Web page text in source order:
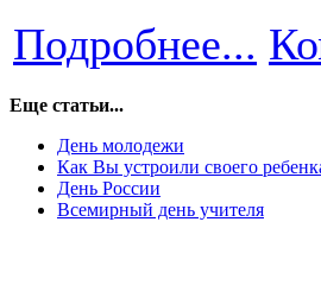
Подробнее...
Еще статьи...
День молодежи
Как Вы устроили своего
День России
Всемирный день учителя